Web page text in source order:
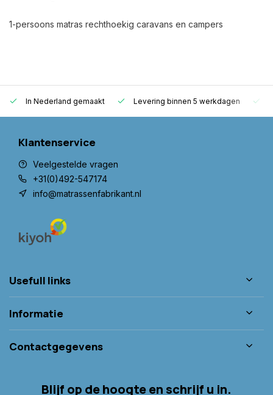
1-persoons matras rechthoekig caravans en campers
In Nederland gemaakt Levering binnen 5 werkdagen
Klantenservice
Veelgestelde vragen
+31(0)492-547174
info@matrassenfabrikant.nl
Usefull links
Informatie
Contactgegevens
Blijf op de hoogte en schrijf u in.